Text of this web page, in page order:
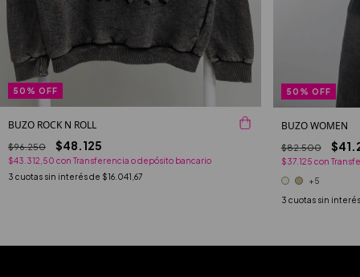
50 % OFF
BUZO ROCK N ROLL
$96.250 $48.125
$43.312,50 con Transferencia o depósito bancario
3 cuotas sin interés de $16.041,67
50 % OFF
BUZO WOMEN
$82.500
$37.125 con
+5
3 cuotas sin